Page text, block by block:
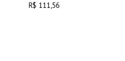
R$ 111,56